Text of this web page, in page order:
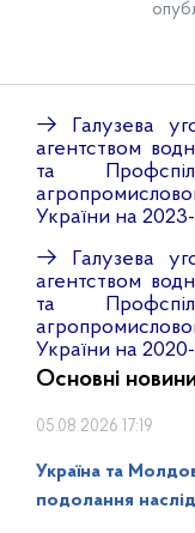
→ Галузева
агентством
та
України на
→ Галузева
агентством
та
України на
Основні
05.08.2026 17:19
Україна та
подолання